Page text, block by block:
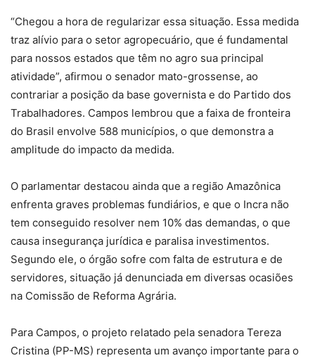
“Chegou a hora de regularizar essa situação. Essa medida
traz alívio para o setor agropecuário, que é fundamental
para nossos estados que têm no agro sua principal
atividade”, afirmou o senador mato-grossense, ao
contrariar a posição da base governista e do Partido dos
Trabalhadores. Campos lembrou que a faixa de fronteira
do Brasil envolve 588 municípios, o que demonstra a
amplitude do impacto da medida.
O parlamentar destacou ainda que a região Amazônica
enfrenta graves problemas fundiários, e que o Incra não
tem conseguido resolver nem 10% das demandas, o que
causa insegurança jurídica e paralisa investimentos.
Segundo ele, o órgão sofre com falta de estrutura e de
servidores, situação já denunciada em diversas ocasiões
na Comissão de Reforma Agrária.
Para Campos, o projeto relatado pela senadora Tereza
Cristina (PP-MS) representa um avanço importante para o